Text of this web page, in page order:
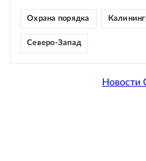
Охрана порядка
Северо-Запад